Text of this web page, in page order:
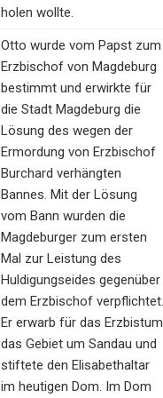
holen wollte.
Otto wurde vom Papst zum
Erzbischof von Magdeburg
bestimmt und erwirkte für
die Stadt Magdeburg die
Lösung des wegen der
Ermordung von Erzbischof
Burchard verhängten
Bannes. Mit der Lösung
vom Bann wurden die
Magdeburger zum ersten
Mal zur Leistung des
Huldigungseides gegenüber
dem Erzbischof verpflichtet.
Er erwarb für das Erzbistum
das Gebiet um Sandau und
stiftete den Elisabethaltar
im heutigen Dom. Im Dom